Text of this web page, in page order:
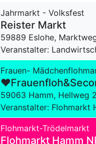
Jahrmarkt - Volksfest
Reister Markt
59889 Eslohe,
Veranstalter:
Frauen-
59063 Hamm, Hellweg
Veranstalter: Flohmarkt
Flohmarkt-Trödelmarkt
Flohmarkt Hamm